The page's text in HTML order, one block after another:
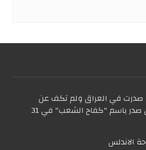
صدرت في العراق ولم تكف عن
الصدور. عددها الأول صدر باسم "كفاح الشعب" في 31
الاندلس